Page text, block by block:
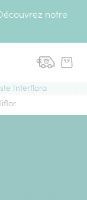
notre
Interflora